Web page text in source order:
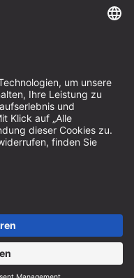
innerhalb
- ausgenommen
der Kasse variieren.